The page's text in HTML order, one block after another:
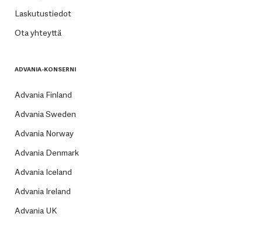
Laskutustiedot
Ota yhteyttä
ADVANIA-KONSERNI
Advania Finland
Advania Sweden
Advania Norway
Advania Denmark
Advania Iceland
Advania Ireland
Advania UK